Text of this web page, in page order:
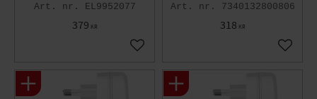
EL9952077
379 KR
Lägg till i favoriter
7340132800806
318 KR
Lägg